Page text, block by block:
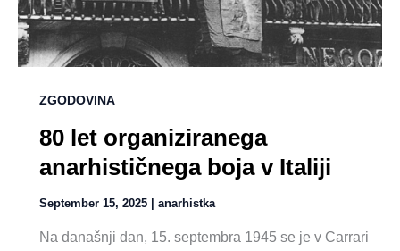
ZGODOVINA
80 let organiziranega
anarhističnega boja v Italiji
September 15, 2025 anarhistka
Na današnji dan, 15. septembra 1945 se je v Carrari